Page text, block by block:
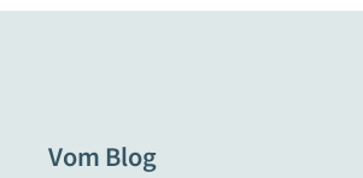
Vom Blog